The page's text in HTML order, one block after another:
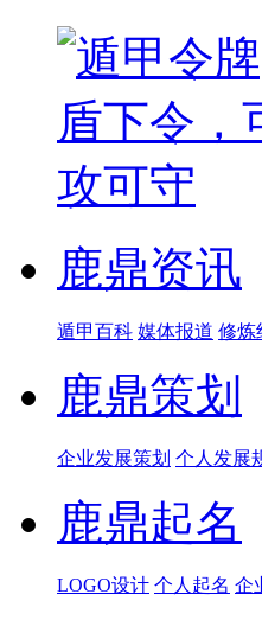
鹿鼎资讯
遁甲百科 媒体报道 修炼
鹿鼎策划
企业发展策划 个人发展
鹿鼎起名
LOGO设计 个人起名 企